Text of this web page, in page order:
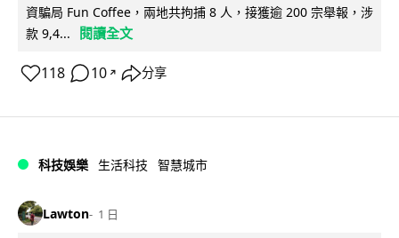
資騙局 Fun Coffee，兩地共拘捕 8 人，接獲逾 200 宗舉報，涉
款 9,4...
閱讀全文
118 10 ↗ 分享
科技娛樂 生活科技 智慧城市
Lawton 1 日